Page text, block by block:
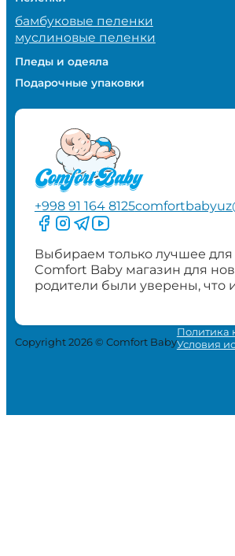
бамбуковые пеленки
муслиновые пеленки
Пледы и одеяла
Подарочные упаковки
+998 91 164 8125
Следите за нами на Facebook
Следите за нами в Instagram
Следите за нами в
Следите за нами в
Выбираем только лучшее для
Comfort Baby магазин для
родители были уверены, что
Copyright 2026 © Comfort Baby
Политика
Условия